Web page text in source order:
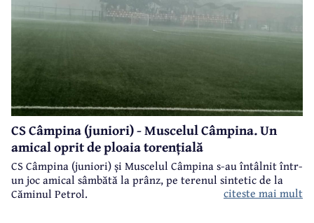
CS Câmpina (juniori) - Muscelul Câmpina. Un
amical oprit de ploaia torențială
CS Câmpina (juniori) și Muscelul Câmpina s-au întâlnit într-
un joc amical sâmbătă la prânz, pe terenul sintetic de la
Căminul Petrol.
citeste mai mult